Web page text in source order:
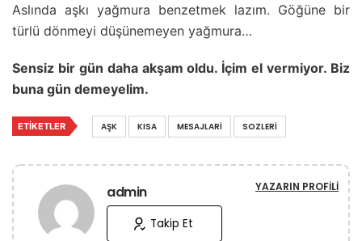
Aslında aşkı yağmura benzetmek lazım. Göğüne bir
türlü dönmeyi düşünemeyen yağmura…
Sensiz bir gün daha akşam oldu. İçim el vermiyor. Biz
buna gün demeyelim.
ETIKETLER AŞK KISA MESAJLARI SOZLERI
admin YAZARIN PROFILI
Takip Et